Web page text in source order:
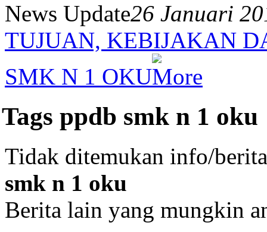
News Update26 Januari
TUJUAN, KEBIJAKAN
SMK N 1 OKU
Tags ppdb smk n 1 oku
Tidak ditemukan info/
smk n 1 oku
Berita lain yang mungkin